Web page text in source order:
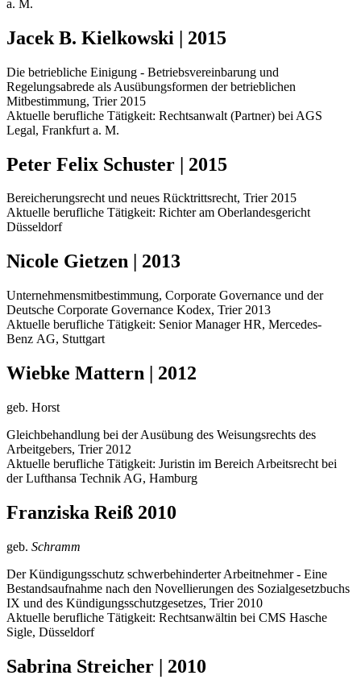
a. M.
Jacek B. Kielkowski | 2015
Die betriebliche Einigung - Betriebsvereinbarung und
Regelungsabrede als Ausübungsformen der betrieblichen
Mitbestimmung, Trier 2015
Aktuelle berufliche Tätigkeit: Rechtsanwalt (Partner) bei AGS
Legal, Frankfurt a. M.
Peter Felix Schuster | 2015
Bereicherungsrecht und neues Rücktrittsrecht, Trier 2015
Aktuelle berufliche Tätigkeit: Richter am Oberlandesgericht
Düsseldorf
Nicole Gietzen | 2013
Unternehmensmitbestimmung, Corporate Governance und der
Deutsche Corporate Governance Kodex, Trier 2013
Aktuelle berufliche Tätigkeit: Senior Manager HR, Mercedes-
Benz AG, Stuttgart
Wiebke Mattern | 2012
geb. Horst
Gleichbehandlung bei der Ausübung des Weisungsrechts des
Arbeitgebers, Trier 2012
Aktuelle berufliche Tätigkeit: Juristin im Bereich Arbeitsrecht bei
der Lufthansa Technik AG, Hamburg
Franziska Reiß 2010
geb. Schramm
Der Kündigungsschutz schwerbehinderter Arbeitnehmer - Eine
Bestandsaufnahme nach den Novellierungen des Sozialgesetzbuchs
IX und des Kündigungsschutzgesetzes, Trier 2010
Aktuelle berufliche Tätigkeit: Rechtsanwältin bei CMS Hasche
Sigle, Düsseldorf
Sabrina Streicher | 2010